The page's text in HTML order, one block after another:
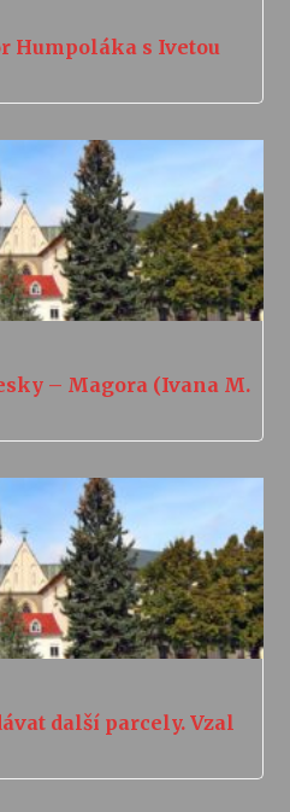
Humpoláka s Ivetou
– Magora (Ivana M.
další parcely. Vzal